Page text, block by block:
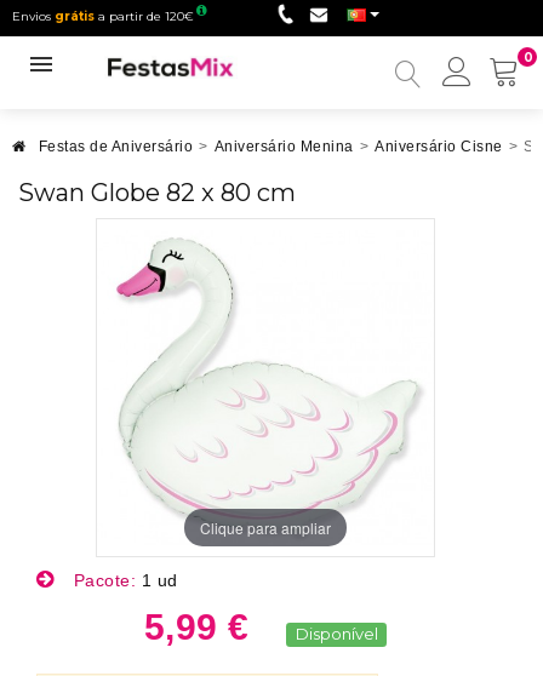
Envios grátis a partir de 120€
0
Minha
Festas de Aniversário > Aniversário Menina > Aniversário Cisne >
Swan Globe 82 x 80 cm
Clique para ampliar
Pacote: 1 ud
5,99 € Disponível